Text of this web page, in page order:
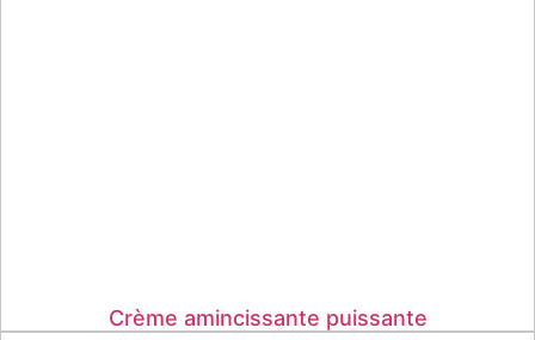
Crème amincissante puissante